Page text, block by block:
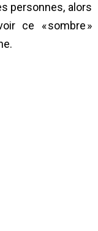
personnes, alors
ce « sombre »